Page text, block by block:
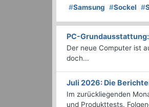
#Samsung #Sockel #
PC-
Der neue Computer ist
doch...
Juli 2026: Die
Im zurückliegenden
und Produkttests.